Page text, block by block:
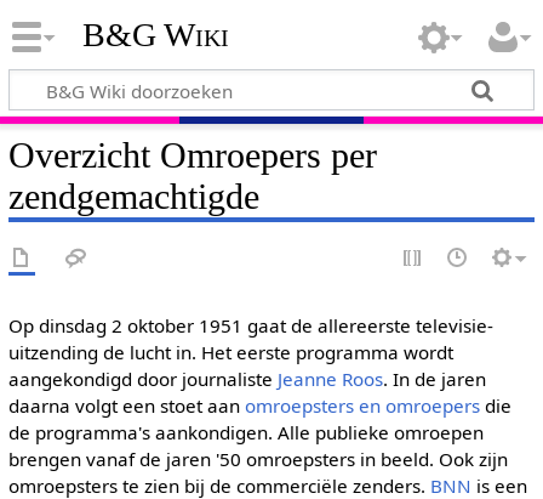
B&G Wiki
Overzicht Omroepers per
zendgemachtigde
Op dinsdag 2 oktober 1951 gaat de allereerste televisie-
uitzending de lucht in. Het eerste programma wordt
aangekondigd door journaliste Jeanne Roos. In de jaren
daarna volgt een stoet aan omroepsters en omroepersdie
de programma's aankondigen. Alle publieke omroepen
brengen vanaf de jaren '50 omroepsters in beeld. Ook zijn
omroepsters te zien bij de commerciële zenders. BNN is een